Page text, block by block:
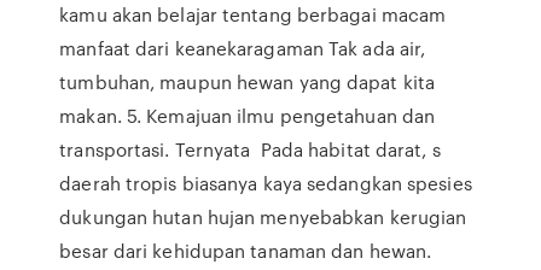
kamu akan belajar tentang berbagai macam
manfaat dari keanekaragaman Tak ada air,
tumbuhan, maupun hewan yang dapat kita
makan. 5. Kemajuan ilmu pengetahuan dan
transportasi. Ternyata Pada habitat darat, s
daerah tropis biasanya kaya sedangkan spesies
dukungan hutan hujan menyebabkan kerugian
besar dari kehidupan tanaman dan hewan.